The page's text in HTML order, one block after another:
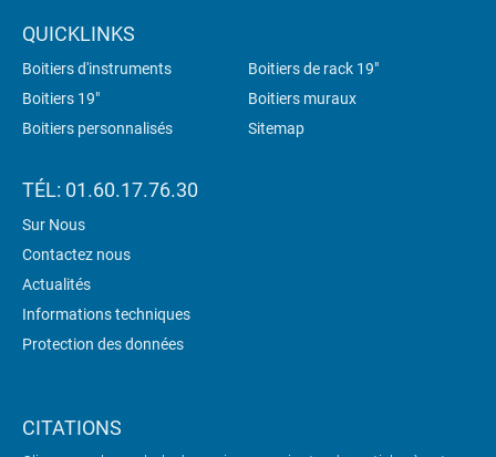
QUICKLINKS
Boitiers d'instruments
Boitiers de rack 19"
Boitiers 19"
Boitiers muraux
Boitiers personnalisés
Sitemap
TÉL: 01.60.17.76.30
Sur Nous
Contactez nous
Actualités
Informations techniques
Protection des données
CITATIONS